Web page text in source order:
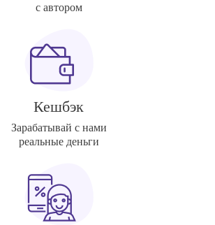
с автором
Кешбэк
Зарабатывай с нами
реальные деньги